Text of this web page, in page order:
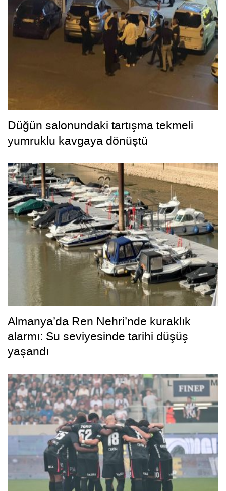
Düğün salonundaki tartışma tekmeli
yumruklu kavgaya dönüştü
Almanya’da Ren Nehri’nde kuraklık
alarmı: Su seviyesinde tarihi düşüş
yaşandı